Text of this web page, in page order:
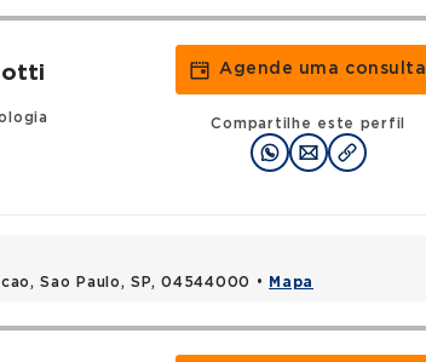
Agende uma consulta
Compartilhe este perfil
Sao Paulo, SP, 04544000 • Mapa